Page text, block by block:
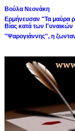
Βούλα Νεονάκη
Ερμήνευσαν "Τα μαύρα
Βίας κατά των Γυναικών
''Ψαρογιάννης'', η